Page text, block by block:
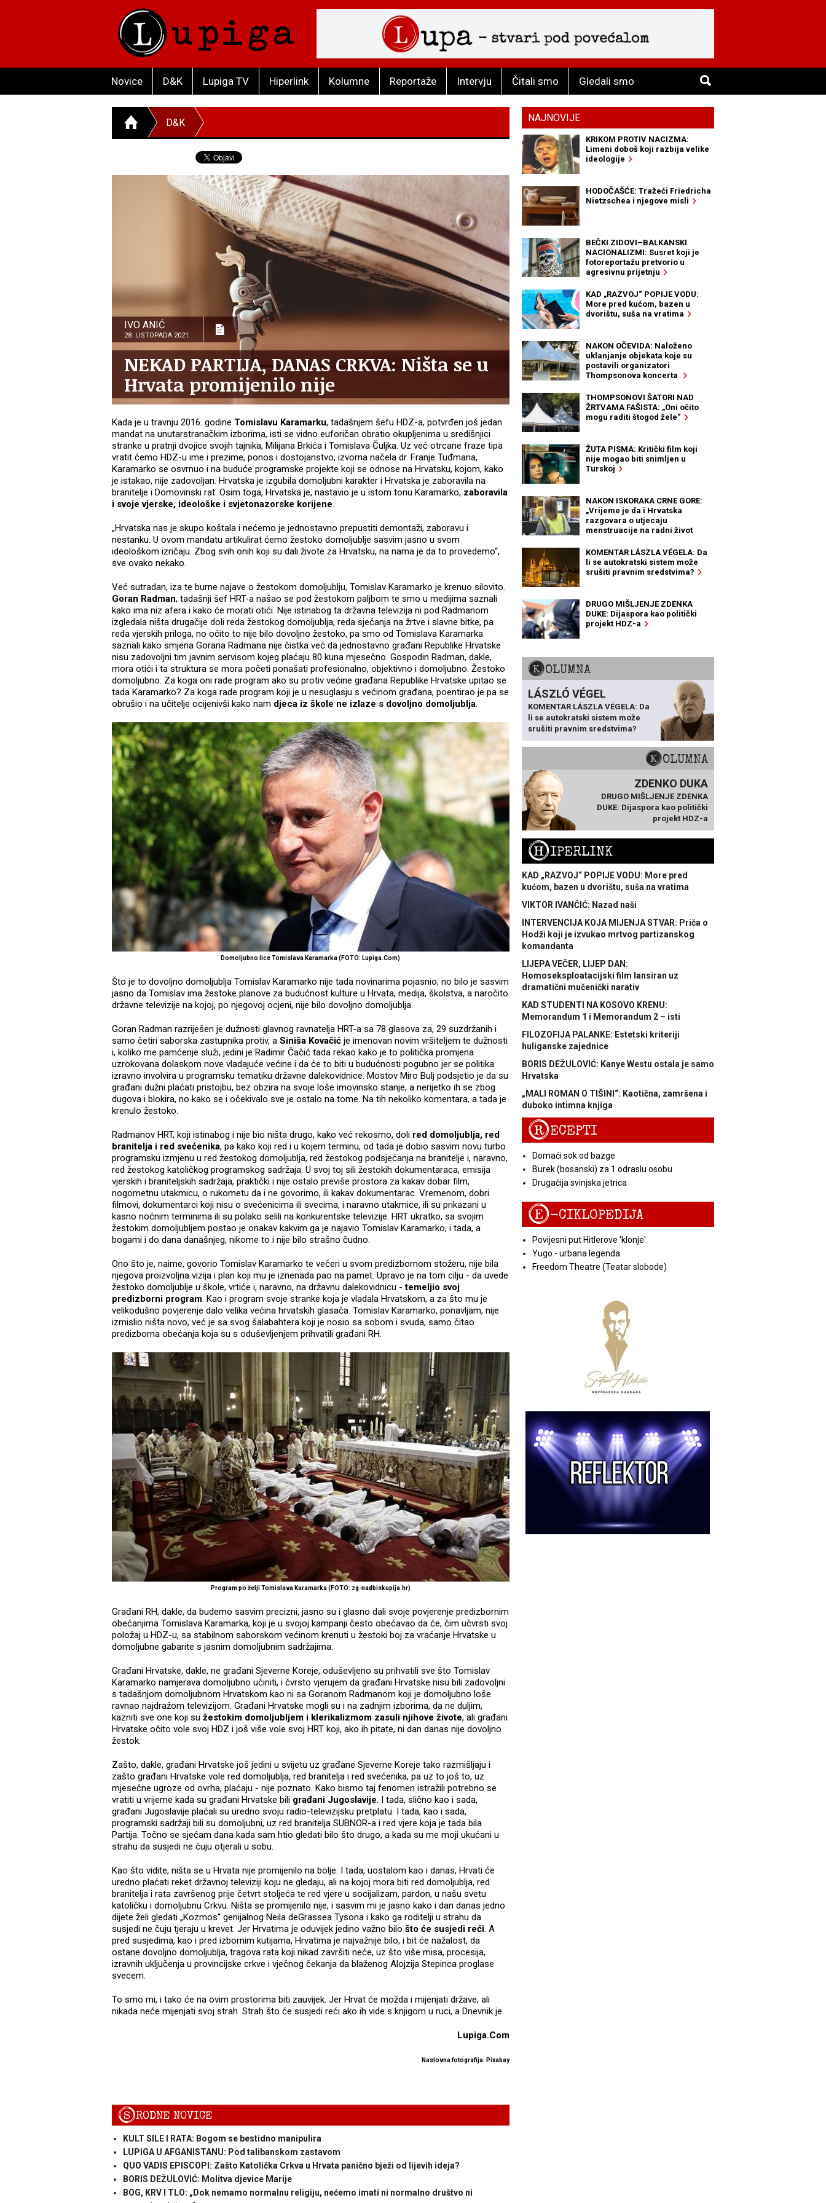
Novice D&K Lupiga TV Hiperlink Kolumne Reportaže Intervju Čitali smo Gledali smo
D&K
IVO ANIĆ
28. LISTOPADA 2021.
NEKAD PARTIJA, DANAS CRKVA: Ništa se u
Hrvata promijenilo nije
Kada je u travnju 2016. godine Tomislavu Karamarku, tadašnjem šefu HDZ-a, potvrđen još jedan
mandat na unutarstranačkim izborima, isti se vidno euforičan obratio okupljenima u središnjici
stranke u pratnji dvojice svojih tajnika, Milijana Brkića i Tomislava Čuljka. Uz već otrcane fraze tipa
vratit ćemo HDZ-u ime i prezime, ponos i dostojanstvo, izvorna načela dr. Franje Tuđmana,
Karamarko se osvrnuo i na buduće programske projekte koji se odnose na Hrvatsku, kojom, kako
je istakao, nije zadovoljan. Hrvatska je izgubila domoljubni karakter i Hrvatska je zaboravila na
branitelje i Domovinski rat. Osim toga, Hrvatska je, nastavio je u istom tonu Karamarko, zaboravila
i svoje vjerske, ideološke i svjetonazorske korijene.
„Hrvatska nas je skupo koštala i nećemo je jednostavno prepustiti demontaži, zaboravu i
nestanku. U ovom mandatu artikulirat ćemo žestoko domoljublje sasvim jasno u svom
ideološkom izričaju. Zbog svih onih koji su dali živote za Hrvatsku, na nama je da to provedemo“,
sve ovako nekako.
Već sutradan, iza te burne najave o žestokom domoljublju, Tomislav Karamarko je krenuo silovito.
Goran Radman, tadašnji šef HRT-a našao se pod žestokom paljbom te smo u medijima saznali
kako ima niz afera i kako će morati otići. Nije istinabog ta državna televizija ni pod Radmanom
izgledala ništa drugačije doli reda žestokog domoljublja, reda sjećanja na žrtve i slavne bitke, pa
reda vjerskih priloga, no očito to nije bilo dovoljno žestoko, pa smo od Tomislava Karamarka
saznali kako smjena Gorana Radmana nije čistka već da jednostavno građani Republike Hrvatske
nisu zadovoljni tim javnim servisom kojeg plaćaju 80 kuna mjesečno. Gospodin Radman, dakle,
mora otići i ta struktura se mora početi ponašati profesionalno, objektivno i domoljubno. Žestoko
domoljubno. Za koga oni rade program ako su protiv većine građana Republike Hrvatske upitao se
tada Karamarko? Za koga rade program koji je u nesuglasju s većinom građana, poentirao je pa se
obrušio i na učitelje ocijenivši kako nam djeca iz škole ne izlaze s dovoljno domoljublja.
Domoljubno lice Tomislava Karamarka (FOTO: Lupiga.Com)
Što je to dovoljno domoljublja Tomislav Karamarko nije tada novinarima pojasnio, no bilo je sasvim
jasno da Tomislav ima žestoke planove za budućnost kulture u Hrvata, medija, školstva, a naročito
državne televizije na kojoj, po njegovoj ocjeni, nije bilo dovoljno domoljublja.
Goran Radman razriješen je dužnosti glavnog ravnatelja HRT-a sa 78 glasova za, 29 suzdržanih i
samo četiri saborska zastupnika protiv, a Siniša Kovačić je imenovan novim vršiteljem te dužnosti
i, koliko me pamćenje služi, jedini je Radimir Čačić tada rekao kako je to politička promjena
uzrokovana dolaskom nove vladajuće većine i da će to biti u budućnosti pogubno jer se politika
izravno involvira u programsku tematiku državne dalekovidnice. Mostov Miro Bulj podsjetio je da su
građani dužni plaćati pristojbu, bez obzira na svoje loše imovinsko stanje, a nerijetko ih se zbog
dugova i blokira, no kako se i očekivalo sve je ostalo na tome. Na tih nekoliko komentara, a tada je
krenulo žestoko.
Radmanov HRT, koji istinabog i nije bio ništa drugo, kako već rekosmo, doli red domoljublja, red
branitelja i red svećenika, pa kako koji red i u kojem terminu, od tada je dobio sasvim novu turbo
programsku izmjenu u red žestokog domoljublja, red žestokog podsjećanja na branitelje i, naravno,
red žestokog katoličkog programskog sadržaja. U svoj toj sili žestokih dokumentaraca, emisija
vjerskih i braniteljskih sadržaja, praktički i nije ostalo previše prostora za kakav dobar film,
nogometnu utakmicu, o rukometu da i ne govorimo, ili kakav dokumentarac. Vremenom, dobri
filmovi, dokumentarci koji nisu o svećenicima ili svecima, i naravno utakmice, ili su prikazani u
kasno noćnim terminima ili su polako selili na konkurentske televizije. HRT ukratko, sa svojim
žestokim domoljubljem postao je onakav kakvim ga je najavio Tomislav Karamarko, i tada, a
bogami i do dana današnjeg, nikome to i nije bilo strašno čudno.
Ono što je, naime, govorio Tomislav Karamarko te večeri u svom predizbornom stožeru, nije bila
njegova proizvoljna vizija i plan koji mu je iznenada pao na pamet. Upravo je na tom cilju - da uvede
žestoko domoljublje u škole, vrtiće i, naravno, na državnu dalekovidnicu -temeljio svoj
predizborni program. Kao i program svoje stranke koja je vladala Hrvatskom, a za što mu je
velikodušno povjerenje dalo velika većina hrvatskih glasača. Tomislav Karamarko, ponavljam, nije
izmislio ništa novo, već je sa svog šalabahtera koji je nosio sa sobom i svuda, samo čitao
predizborna obećanja koja su s oduševljenjem prihvatili građani RH.
Program po želji Tomislava Karamarka (FOTO: zg-nadbiskupija.hr)
Građani RH, dakle, da budemo sasvim precizni, jasno su i glasno dali svoje povjerenje predizbornim
obećanjima Tomislava Karamarka, koji je u svojoj kampanji često obećavao da će, čim učvrsti svoj
položaj u HDZ-u, sa stabilnom saborskom većinom krenuti u žestoki boj za vraćanje Hrvatske u
domoljubne gabarite s jasnim domoljubnim sadržajima.
Građani Hrvatske, dakle, ne građani Sjeverne Koreje, oduševljeno su prihvatili sve što Tomislav
Karamarko namjerava domoljubno učiniti, i čvrsto vjerujem da građani Hrvatske nisu bili zadovoljni
s tadašnjom domoljubnom Hrvatskom kao ni sa Goranom Radmanom koji je domoljubno loše
ravnao najdražom televizijom. Građani Hrvatske mogli su i na zadnjim izborima, da ne duljim,
kazniti sve one koji su žestokim domoljubljem i klerikalizmom zasuli njihove živote, ali građani
Hrvatske očito vole svoj HDZ i još više vole svoj HRT koji, ako ih pitate, ni dan danas nije dovoljno
žestok.
Zašto, dakle, građani Hrvatske još jedini u svijetu uz građane Sjeverne Koreje tako razmišljaju i
zašto građani Hrvatske vole red domoljublja, red branitelja i red svećenika, pa uz to još to, uz
mjesečne ugroze od ovrha, plaćaju - nije poznato. Kako bismo taj fenomen istražili potrebno se
vratiti u vrijeme kada su građani Hrvatske bili građani Jugoslavije. I tada, slično kao i sada,
građani Jugoslavije plaćali su uredno svoju radio-televizijsku pretplatu. I tada, kao i sada,
programski sadržaji bili su domoljubni, uz red branitelja SUBNOR-a i red vjere koja je tada bila
Partija. Točno se sjećam dana kada sam htio gledati bilo što drugo, a kada su me moji ukućani u
strahu da susjedi ne čuju otjerali u sobu.
Kao što vidite, ništa se u Hrvata nije promijenilo na bolje. I tada, uostalom kao i danas, Hrvati će
uredno plaćati reket državnoj televiziji koju ne gledaju, ali na kojoj mora biti red domoljublja, red
branitelja i rata završenog prije četvrt stoljeća te red vjere u socijalizam, pardon, u našu svetu
katoličku i domoljubnu Crkvu. Ništa se promijenilo nije, i sasvim mi je jasno kako i dan danas jedno
dijete želi gledati „Kozmos“ genijalnog Neila deGrassea Tysona i kako ga roditelji u strahu da
susjedi ne čuju tjeraju u krevet. Jer Hrvatima je oduvijek jedino važno bilo što će susjedi reći. A
pred susjedima, kao i pred izbornim kutijama, Hrvatima je najvažnije bilo, i bit će nažalost, da
ostane dovoljno domoljublja, tragova rata koji nikad završiti neće, uz što više misa, procesija,
izravnih uključenja u provincijske crkve i vječnog čekanja da blaženog Alojzija Stepinca proglase
svecem.
To smo mi, i tako će na ovim prostorima biti zauvijek. Jer Hrvat će možda i mijenjati države, ali
nikada neće mijenjati svoj strah. Strah što će susjedi reći ako ih vide s knjigom u ruci, a Dnevnik je.
Lupiga.Com
Naslovna fotografija: Pixabay
SRODNE NOVICE
KULT SILE I RATA: Bogom se bestidno manipulira
LUPIGA U AFGANISTANU: Pod talibanskom zastavom
QUO VADIS EPISCOPI: Zašto Katolička Crkva u Hrvata panično bježi od lijevih ideja?
BORIS DEŽULOVIĆ: Molitva djevice Marije
BOG, KRV I TLO: „Dok nemamo normalnu religiju, nećemo imati ni normalno društvo ni
NAJNOVIJE
KRIKOM PROTIV NACIZMA:
Limeni doboš koji razbija velike
ideologije
HODOČAŠĆE: Tražeći Friedricha
Nietzschea i njegove misli
BEČKI ZIDOVI–BALKANSKI
NACIONALIZMI: Susret koji je
fotoreportažu pretvorio u
agresivnu prijetnju
KAD „RAZVOJ“ POPIJE VODU:
More pred kućom, bazen u
dvorištu, suša na vratima
NAKON OČEVIDA: Naloženo
uklanjanje objekata koje su
postavili organizatori
Thompsonova koncerta
THOMPSONOVI ŠATORI NAD
ŽRTVAMA FAŠISTA: „Oni očito
mogu raditi štogod žele“
ŽUTA PISMA: Kritički film koji
nije mogao biti snimljen u
Turskoj
NAKON ISKORAKA CRNE GORE:
„Vrijeme je da i Hrvatska
razgovara o utjecaju
menstruacije na radni život
KOMENTAR LÁSZLA VÉGELA: Da
li se autokratski sistem može
srušiti pravnim sredstvima?
DRUGO MIŠLJENJE ZDENKA
DUKE: Dijaspora kao politički
projekt HDZ-a
KOLUMNA
LÁSZLÓ VÉGEL
KOMENTAR LÁSZLA VÉGELA: Da
li se autokratski sistem može
srušiti pravnim sredstvima?
KOLUMNA
ZDENKO DUKA
DRUGO MIŠLJENJE ZDENKA
DUKE: Dijaspora kao politički
projekt HDZ-a
HIPERLINK
KAD „RAZVOJ“ POPIJE VODU: More pred
kućom, bazen u dvorištu, suša na vratima
VIKTOR IVANČIĆ: Nazad naši
INTERVENCIJA KOJA MIJENJA STVAR: Priča o
Hodži koji je izvukao mrtvog partizanskog
komandanta
LIJEPA VEČER, LIJEP DAN:
Homoseksploatacijski film lansiran uz
dramatični mučenički narativ
KAD STUDENTI NA KOSOVO KRENU:
Memorandum 1 i Memorandum 2 – isti
FILOZOFIJA PALANKE: Estetski kriteriji
huliganske zajednice
BORIS DEŽULOVIĆ: Kanye Westu ostala je samo
Hrvatska
„MALI ROMAN O TIŠINI“: Kaotična, zamršena i
duboko intimna knjiga
RECEPTI
Domaći sok od bazge
Burek (bosanski) za 1 odraslu osobu
Drugačija svinjska jetrica
E-CIKLOPEDIJA
Povijesni put Hitlerove 'klonje'
Yugo - urbana legenda
Freedom Theatre (Teatar slobode)